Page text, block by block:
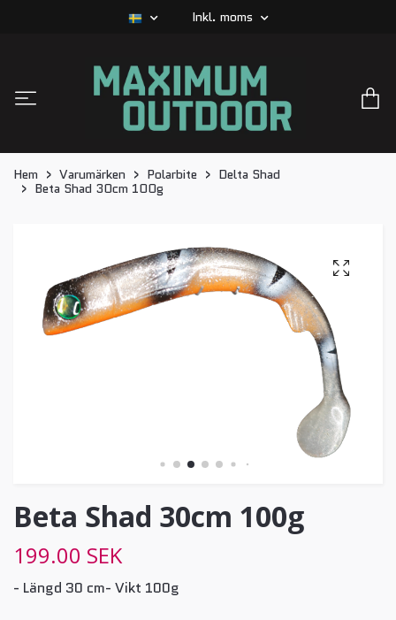
Inkl. moms
Hem Varumärken Polarbite
Delta Shad
Beta Shad 30cm 100g
Beta Shad 30cm 100g
199.00 SEK
- Längd 30 cm- Vikt 100g